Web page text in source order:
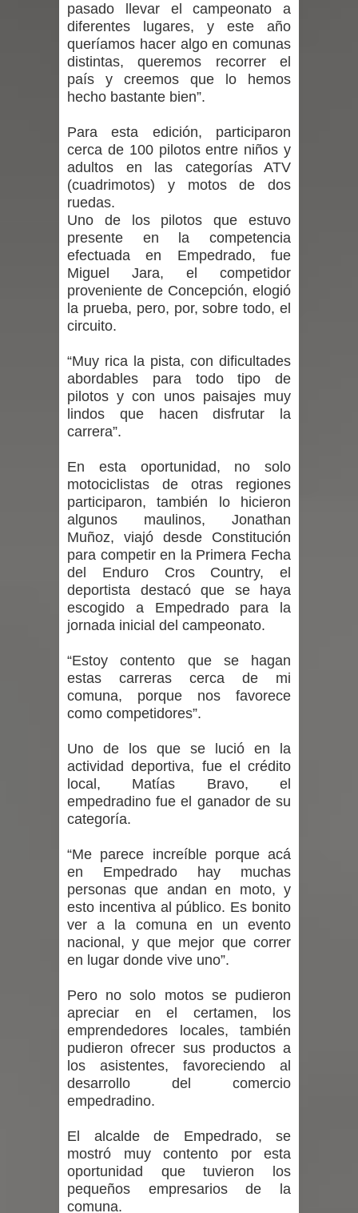
niños y adolescentes durante la
emergencia.
Del anime al K-pop: especialistas U.
por las culturas japonesa y coreana
Renuncia del seremi Minvu en el
Maule golpea al Gobierno en medio de
denuncias por viviendas sociales en
Diputado Jorge Guzmán rechaza
en la alta cordillera del Maule por su
impacto ambiental
incentivos a usuarios de PRODESAL
de la provincia de Linares
Municipalidad de Curicó apuesta a la
innovación en tecnología educativa
con nuevas pantallas interactivas del
Municipalidad de Curicó inició
proceso de vacunación escolar
pasado llevar el campeonato a
diferentes lugares, y este año
queríamos hacer algo en comunas
distintas, queremos recorrer el
país y creemos que lo hemos
hecho bastante bien”.
Para esta edición, participaron
cerca de 100 pilotos entre niños y
adultos en las categorías ATV
(cuadrimotos) y motos de dos
ruedas.
Uno de los pilotos que estuvo
presente en la competencia
efectuada en Empedrado, fue
Miguel Jara, el competidor
proveniente de Concepción, elogió
la prueba, pero, por, sobre todo, el
circuito.
“Muy rica la pista, con dificultades
abordables para todo tipo de
pilotos y con unos paisajes muy
lindos que hacen disfrutar la
carrera”.
En esta oportunidad, no solo
motociclistas de otras regiones
participaron, también lo hicieron
algunos maulinos, Jonathan
Muñoz, viajó desde Constitución
para competir en la Primera Fecha
del Enduro Cros Country, el
deportista destacó que se haya
escogido a Empedrado para la
jornada inicial del campeonato.
“Estoy contento que se hagan
estas carreras cerca de mi
comuna, porque nos favorece
como competidores”.
Uno de los que se lució en la
actividad deportiva, fue el crédito
local, Matías Bravo, el
empedradino fue el ganador de su
categoría.
“Me parece increíble porque acá
en Empedrado hay muchas
personas que andan en moto, y
esto incentiva al público. Es bonito
ver a la comuna en un evento
nacional, y que mejor que correr
en lugar donde vive uno”.
Pero no solo motos se pudieron
apreciar en el certamen, los
emprendedores locales, también
pudieron ofrecer sus productos a
los asistentes, favoreciendo al
desarrollo del comercio
empedradino.
El alcalde de Empedrado, se
mostró muy contento por esta
oportunidad que tuvieron los
pequeños empresarios de la
comuna.